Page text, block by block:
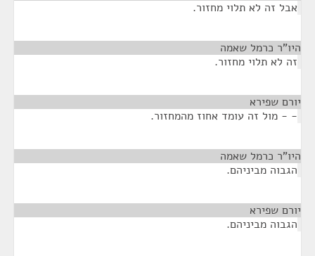
אבל זה לא תלוי מחזור.
היו"ר כרמל שאמה
זה לא תלוי מחזור.
יורם שפירא
- - מול זה עומד אחוז מהמחזור.
היו"ר כרמל שאמה
הגבוה מביניהם.
יורם שפירא
הגבוה מביניהם.